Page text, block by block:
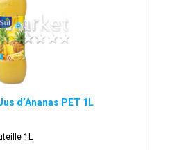
d’Ananas PET 1L
1L